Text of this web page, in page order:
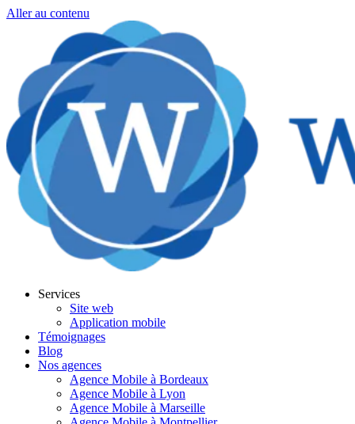
Aller au contenu
Services
Site web
Application mobile
Témoignages
Blog
Nos agences
Agence Mobile à Bordeaux
Agence Mobile à Lyon
Agence Mobile à Marseille